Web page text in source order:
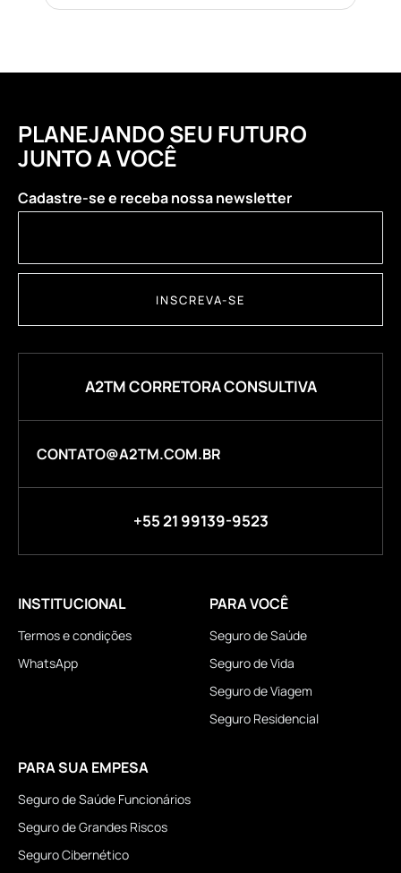
PLANEJANDO SEU FUTURO
JUNTO A VOCÊ
Cadastre-se e receba nossa newsletter
INSCREVA-SE
A2TM CORRETORA CONSULTIVA
CONTATO@A2TM.COM.BR
+55 21 99139-9523
INSTITUCIONAL
Termos e condições
WhatsApp
PARA VOCÊ
Seguro de Saúde
Seguro de Vida
Seguro de Viagem
Seguro Residencial
PARA SUA EMPESA
Seguro de Saúde Funcionários
Seguro de Grandes Riscos
Seguro Cibernético